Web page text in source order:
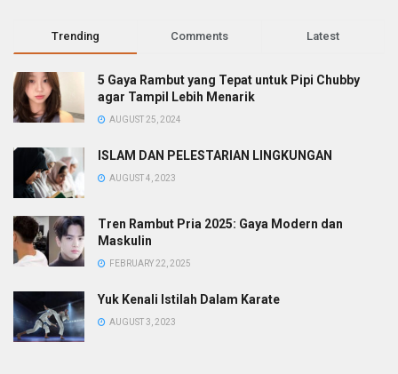
Trending Comments Latest
5 Gaya Rambut yang Tepat untuk Pipi Chubby
agar Tampil Lebih Menarik
AUGUST 25, 2024
ISLAM DAN PELESTARIAN LINGKUNGAN
AUGUST 4, 2023
Tren Rambut Pria 2025: Gaya Modern dan
Maskulin
FEBRUARY 22, 2025
Yuk Kenali Istilah Dalam Karate
AUGUST 3, 2023